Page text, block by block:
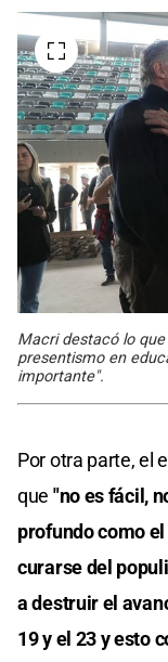
Macri destacó lo
presentismo en
importante".
Por otra parte, el
que "no es fácil,
profundo como
curarse del
a destruir el
19 y el 23 y esto